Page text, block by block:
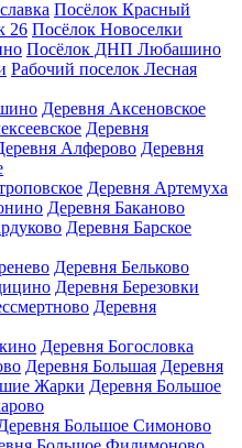
Посёлок Красный
26 Посёлок Новоселки
Посёлок ДНП Любашино
Рабочий поселок Лесная
Деревня Аксеновское
Деревня
Алферово Деревня
Деревня Артемуха
Деревня Баканово
Деревня Барское
Деревня Бельково
Деревня Березовки
Деревня
Деревня Богословка
Деревня Большая Деревня
Жарки Деревня Большое
Большое Симоново